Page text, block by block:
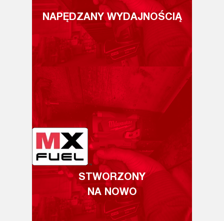
NAPĘDZANY WYDAJNOŚCIĄ
STWORZONY
NA NOWO